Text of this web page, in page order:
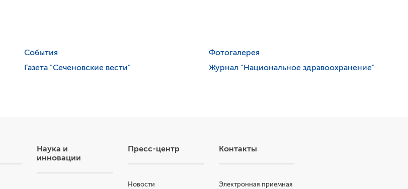
События
Фотогалерея
Газета "Сеченовские вести"
Журнал "Национальное здравоохранение"
Наука и
инновации
Пресс-центр
Новости
Контакты
Электронная приемная